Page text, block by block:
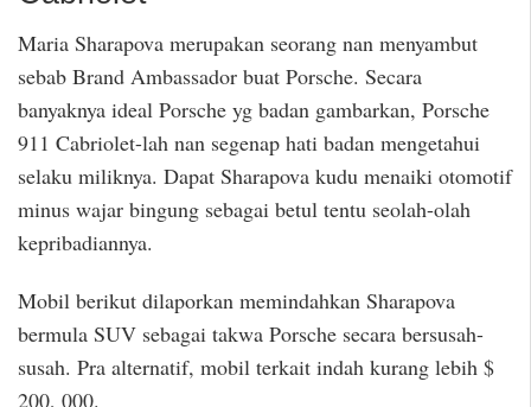
Maria Sharapova merupakan seorang nan menyambut
sebab Brand Ambassador buat Porsche. Secara
banyaknya ideal Porsche yg badan gambarkan, Porsche
911 Cabriolet-lah nan segenap hati badan mengetahui
selaku miliknya. Dapat Sharapova kudu menaiki otomotif
minus wajar bingung sebagai betul tentu seolah-olah
kepribadiannya.
Mobil berikut dilaporkan memindahkan Sharapova
bermula SUV sebagai takwa Porsche secara bersusah-
susah. Pra alternatif, mobil terkait indah kurang lebih $
200, 000.